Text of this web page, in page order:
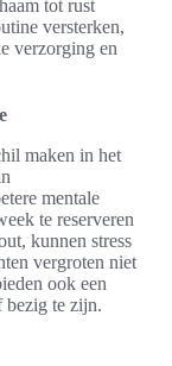
tot rust
versterken,
verzorging en
maken in het
mentale
te reserveren
kunnen stress
vergroten niet
ook een
bezig te zijn.